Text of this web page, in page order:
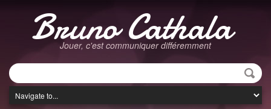
Bruno Cathala
Jouer, c'est communiquer différemment